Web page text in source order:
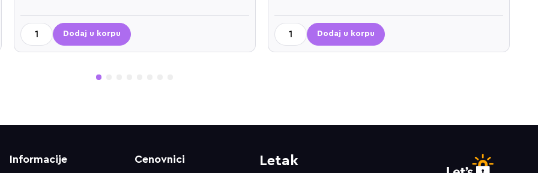
Dodaj u korpu Dodaj u korpu
4
Informacije Cenovnici Letak